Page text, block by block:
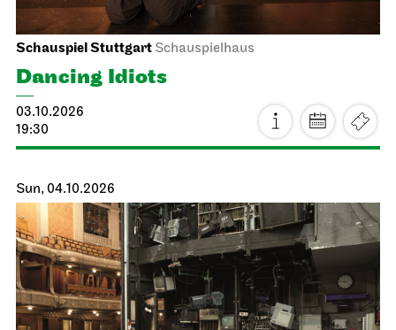
Schauspiel Stuttgart Schauspielhaus
Dancing Idiots
03.10.2026
19:30
Sun, 04.10.2026